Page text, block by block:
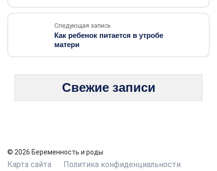
Следующая запись
Как ребенок питается в утробе
матери
Свежие записи
© 2026 Беременность и роды
Карта сайта
Политика конфиденциальности